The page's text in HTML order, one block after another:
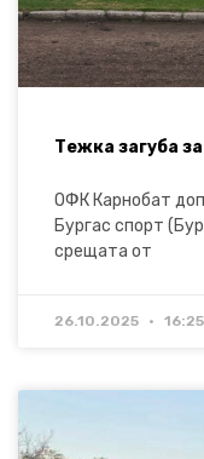
Тежка загуба
ОФК Карнобат
Бургас спорт
срещата от
26.10.2025 16:25